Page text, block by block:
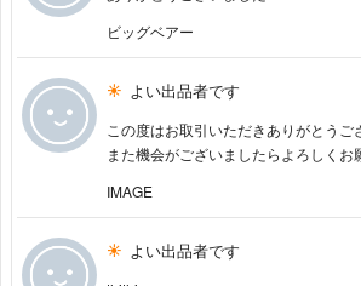
ビッグベアー
よい出品者です
この度はお取引いただきありがとうご
また機会がございましたらよろしくお
IMAGE
よい出品者です